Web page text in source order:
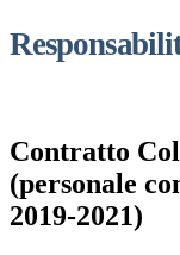
Contratto
(personale
2019-2021)